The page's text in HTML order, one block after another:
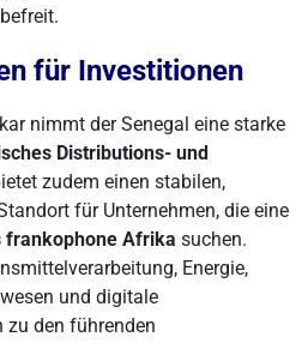
für Investitionen
nimmt der Senegal eine starke
Distributions- und
zudem einen stabilen,
für Unternehmen, die eine
frankophone Afrika suchen.
Energie,
und digitale
zu den führenden